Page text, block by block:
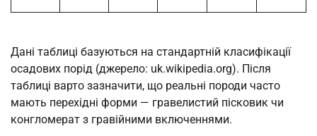
Дані таблиці базуються на стандартній класифікації
осадових порід (джерело: uk.wikipedia.org). Після
таблиці варто зазначити, що реальні породи часто
мають перехідні форми — гравелистий пісковик чи
конгломерат з гравійними включеннями.